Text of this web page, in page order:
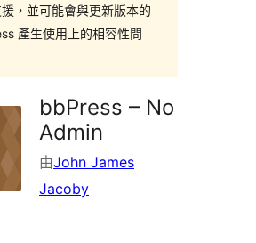
，並可能會與更新版本的
產生使用上的相容性問
bbPress – No
Admin
由John James
Jacoby